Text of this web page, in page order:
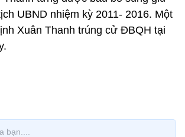
UBND nhiệm kỳ 2011- 2016. Một
Xuân Thanh trúng cử ĐBQH tại